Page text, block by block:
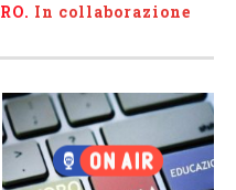
In collaborazione